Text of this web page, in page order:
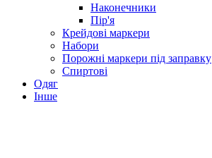
Наконечники
Пір'я
Крейдові маркери
Набори
Порожні маркери під заправку
Спиртові
Одяг
Інше